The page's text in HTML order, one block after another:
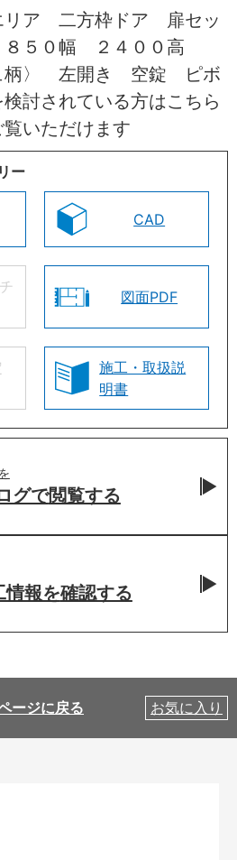
リア 二方枠ドア 扉セッ
５０幅 ２４００高
ュ柄〉 左開き 空錠 ピボ
討されている方はこちら
いただけます
ー
CAD
図面PDF
施工・取扱説
明書
グで閲覧する
情報を確認する
ージに戻る お気に入り